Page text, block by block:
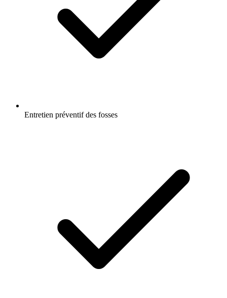
Entretien préventif des fosses